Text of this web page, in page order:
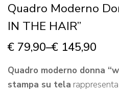
Quadro Moderno
IN THE HAIR”
€ 79,90–€ 145,90
Quadro moderno donna
stampa su tela